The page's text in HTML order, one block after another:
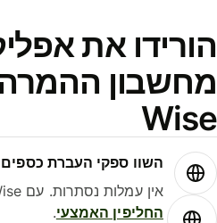
את
ההמרה
השוו ספקי העברת כספים
אין עמלות נסתרות. עם Wise תמיד תקבלו את
החליפין האמצעי.